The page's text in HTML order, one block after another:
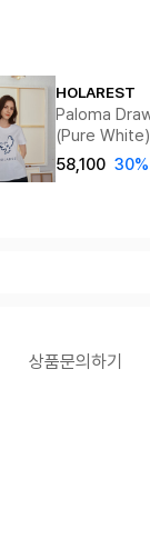
HOLAREST
Paloma
(Pure White)
58,100 30%
상품문의하기